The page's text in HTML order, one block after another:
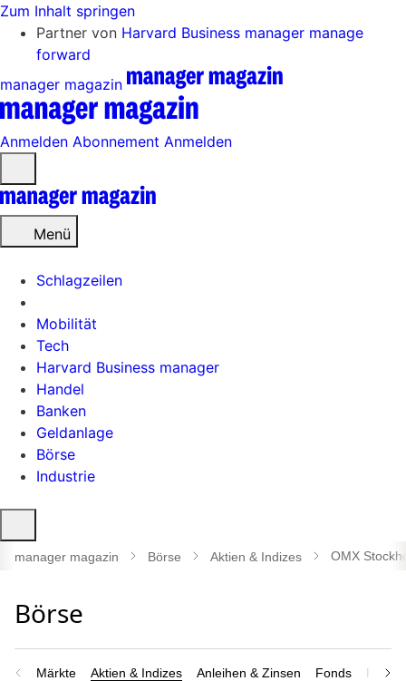
Zum Inhalt springen
Partner von Harvard Business manager manage
forward
manager magazin
Anmelden Abonnement Anmelden
öffnen
Menü
Schlagzeilen
Mobilität
Tech
Harvard Business manager
Handel
Banken
Geldanlage
Börse
Industrie
öffnen
manager magazin Börse Aktien & Indizes OMX
Märkte Aktien & Indizes Anleihen & Zinsen Fonds